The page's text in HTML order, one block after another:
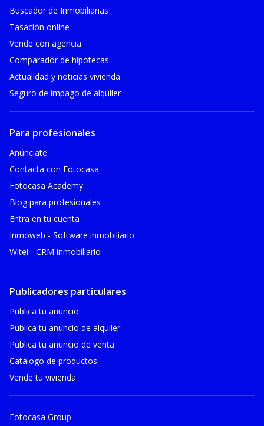
Buscador de Inmobiliarias
Tasación online
Vende con agencia
Comparador de hipotecas
Actualidad y noticias vivienda
Seguro de impago de alquiler
Para profesionales
Anúnciate
Contacta con Fotocasa
Fotocasa Academy
Blog para profesionales
Entra en tu cuenta
Inmoweb - Software inmobiliario
Witei - CRM inmobiliario
Publicadores particulares
Publica tu anuncio
Publica tu anuncio de alquiler
Publica tu anuncio de venta
Catálogo de productos
Vende tu vivienda
Fotocasa Group